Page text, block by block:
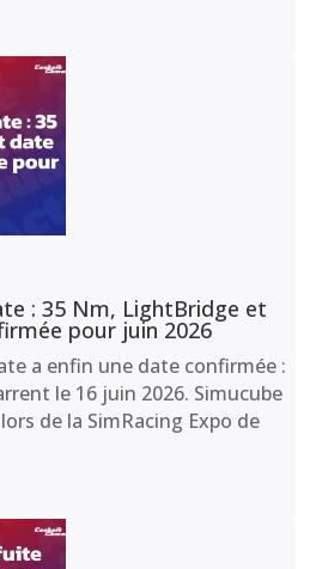
: 35 Nm, LightBridge et
pour juin 2026
a enfin une date confirmée :
le 16 juin 2026. Simucube
de la SimRacing Expo de